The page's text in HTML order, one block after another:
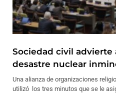
Sociedad civil advierte
desastre nuclear
Una alianza de organizaciones
utilizó los tres minutos que se le